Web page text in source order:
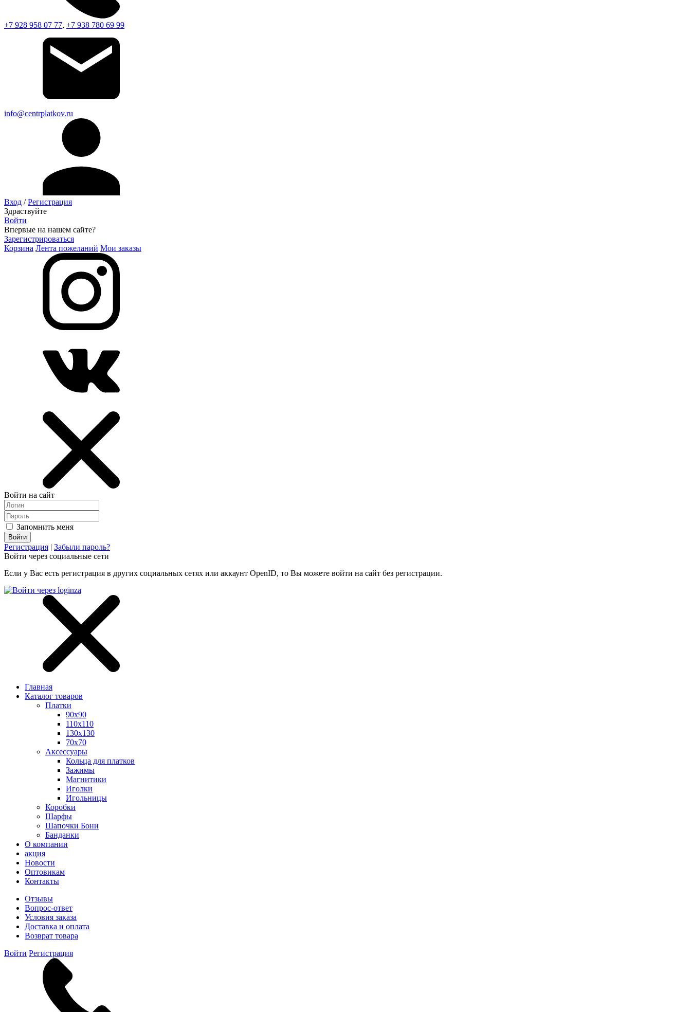
+7 928 958 07 77, +7 938 780 69 99
info@centrplatkov.ru
Вход /Регистрация
Здраствуйте
Войти
Впервые на нашем сайте?
Зарегистрироваться
Корзина Лента пожеланий Мои заказы
Войти на сайт
Запомнить меня
Регистрация | Забыли пароль?
Войти через социальные сети
Если у Вас есть регистрация в других социальных сетях или аккаунт OpenID, то Вы можете войти на сайт без регистрации.
Главная
Каталог товаров
Платки
90x90
110x110
130x130
70х70
Аксессуары
Кольца для платков
Зажимы
Магнитики
Иголки
Игольницы
Коробки
Шарфы
Шапочки Бони
Банданки
О компании
акция
Новости
Оптовикам
Контакты
Отзывы
Вопрос-ответ
Условия заказа
Доставка и оплата
Возврат товара
Войти Регистрация